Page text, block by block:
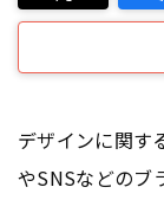
デザインに関す
やSNSなどのブ